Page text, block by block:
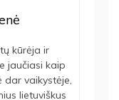
kūrėja ir
jaučiasi kaip
dar vaikystėje,
lietuviškus